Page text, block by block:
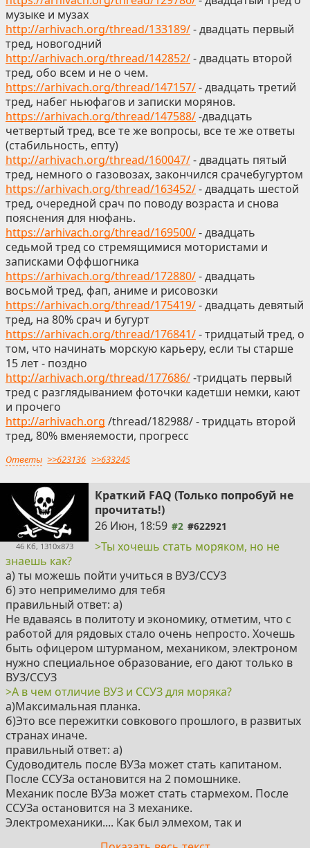
музыке и музах
http://arhivach.org/thread/133189/- двадцать первый
тред, новогодний
http://arhivach.org/thread/142852/- двадцать второй
тред, обо всем и не о чем.
https://arhivach.org/thread/147157/- двадцать третий
тред, набег ньюфагов и записки морянов.
https://arhivach.org/thread/147588/-двадцать
четвертый тред, все те же вопросы, все те же ответы
(стабильность, епту)
http://arhivach.org/thread/160047/- двадцать пятый
тред, немного о газовозах, закончился срачебугуртом
https://arhivach.org/thread/163452/- двадцать шестой
тред, очередной срач по поводу возраста и снова
пояснения для нюфань.
https://arhivach.org/thread/169500/- двадцать
седьмой тред со стремящимися мотористами и
записками Оффшогника
https://arhivach.org/thread/172880/- двадцать
восьмой тред, фап, аниме и рисовозки
https://arhivach.org/thread/175419/- двадцать девятый
тред, на 80% срач и бугурт
https://arhivach.org/thread/176841/- тридцатый тред, о
том, что начинать морскую карьеру, если ты старше
15 лет - поздно
http://arhivach.org/thread/177686/-тридцать первый
тред с разглядыванием фоточки кадетши немки, кают
и прочего
http://arhivach.org /thread/182988/ - тридцать второй
тред, 80% вменяемости, прогресс
Ответы >>623136 >>633245
46 Кб, 1310x873
Краткий FAQ (Только попробуй не
прочитать!)
26 Июн, 18:59 #2 #622921
>Ты хочешь стать моряком, но не
знаешь как?
а) ты можешь пойти учиться в ВУЗ/ССУЗ
б) это непримелимо для тебя
правильный ответ: а)
Не вдаваясь в политоту и экономику, отметим, что с
работой для рядовых стало очень непросто. Хочешь
быть офицером штурманом, механиком, электроном
нужно специальное образование, его дают только в
ВУЗ/ССУЗ
>А в чем отличие ВУЗ и ССУЗ для моряка?
а)Максимальная планка.
б)Это все пережитки совкового прошлого, в развитых
странах иначе.
правильный ответ: а)
Судоводитель после ВУЗа может стать капитаном.
После ССУЗа остановится на 2 помошнике.
Механик после ВУЗа может стать стармехом. После
ССУЗа остановится на 3 механике.
Электромеханики.... Как был элмехом, так и